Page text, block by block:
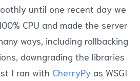
until one recent day we
CPU and made the server
ways, including rollbacking
downgrading the libraries
I ran with CherryPy as WSGI